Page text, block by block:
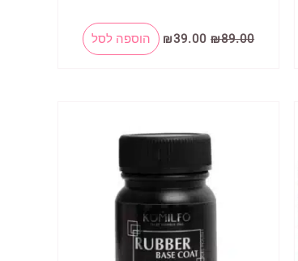
₪89.00
המחיר
המקורי
₪39.00
המחיר
הנוכחי
הוספה לסל